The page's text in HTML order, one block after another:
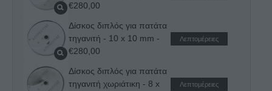
Δίσκος κοπής - 5 mm- €120,00
Δίσκος κοπής - 6 mm- €120,00
€280,00
Δίσκος διπλός για πατάτα
τηγανιτή - 10 x 10 mm -
€280,00
Λεπτομέρειες
Δίσκος διπλός για πατάτα
τηγανιτή χωριάτικη - 8 x
Λεπτομέρειες